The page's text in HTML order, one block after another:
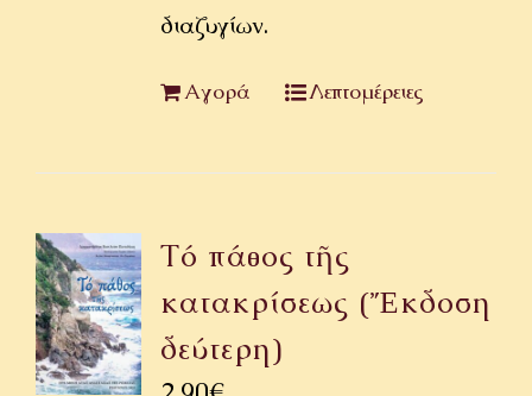
διαζυγίων.
Αγορά Λεπτομέρειες
Τό πάθος τῆς
κατακρίσεως (Ἔκδοση
δεύτερη)